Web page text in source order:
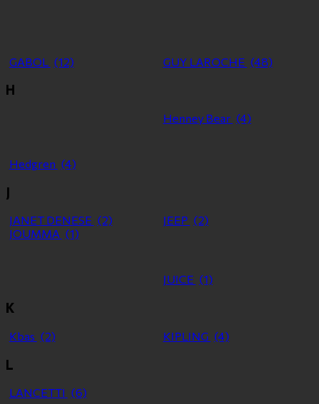
GABOL (12) GUY LAROCHE (48)
H
Hedgren (4)
Henney Bear (4)
J
JANET DENESE (2) JEEP (2)
JOUMMA (1)
JUICE (1)
K
Kbas (2) KIPLING (4)
L
LANCETTI (6)